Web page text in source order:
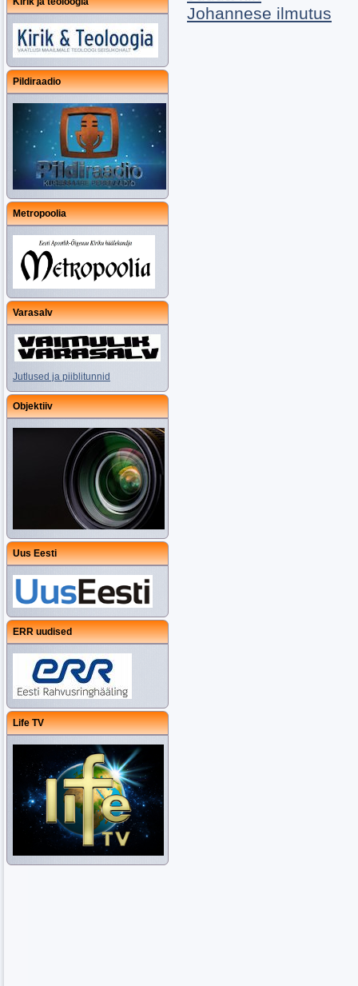
Pildiraadio
Metropoolia
Varasalv
Jutlused ja piiblitunnid
Objektiiv
Uus Eesti
ERR uudised
Life TV
Johannese ilmutus